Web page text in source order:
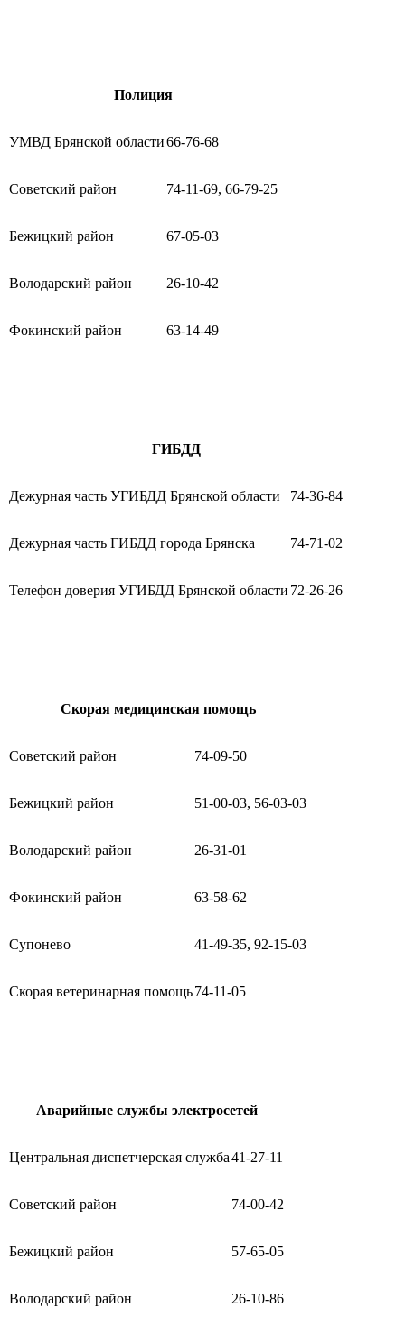
Полиция
УМВД Брянской области66-76-68
Советский район 74-11-69, 66-79-25
Бежицкий район 67-05-03
Володарский район 26-10-42
Фокинский район 63-14-49
ГИБДД
Дежурная часть УГИБДД Брянской области 74-36-84
Дежурная часть ГИБДД города Брянска 74-71-02
Телефон доверия УГИБДД Брянской области 72-26-26
Скорая медицинская помощь
Советский район 74-09-50
Бежицкий район 51-00-03, 56-03-03
Володарский район 26-31-01
Фокинский район 63-58-62
Супонево 41-49-35, 92-15-03
Скорая ветеринарная помощь74-11-05
Аварийные службы электросетей
Центральная диспетчерская служба41-27-11
Советский район 74-00-42
Бежицкий район 57-65-05
Володарский район 26-10-86